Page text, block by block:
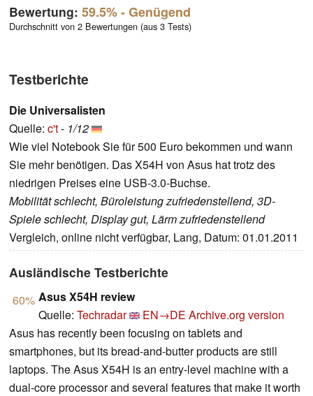
Bewertung: 59.5%- Genügend
Durchschnitt von 2 Bewertungen (aus 3 Tests)
Testberichte
Die Universalisten
Quelle: c't- 1/12
Wie viel Notebook Sie für 500 Euro bekommen und wann
Sie mehr benötigen. Das X54H von Asus hat trotz des
niedrigen Preises eine USB-3.0-Buchse.
Mobilität schlecht, Büroleistung zufriedenstellend, 3D-
Spiele schlecht, Display gut, Lärm zufriedenstellend
Vergleich, online nicht verfügbar, Lang, Datum: 01.01.2011
Ausländische Testberichte
60% Asus X54H review
Quelle: Techradar EN→DE Archive.org version
Asus has recently been focusing on tablets and
smartphones, but its bread-and-butter products are still
laptops. The Asus X54H is an entry-level machine with a
dual-core processor and several features that make it worth